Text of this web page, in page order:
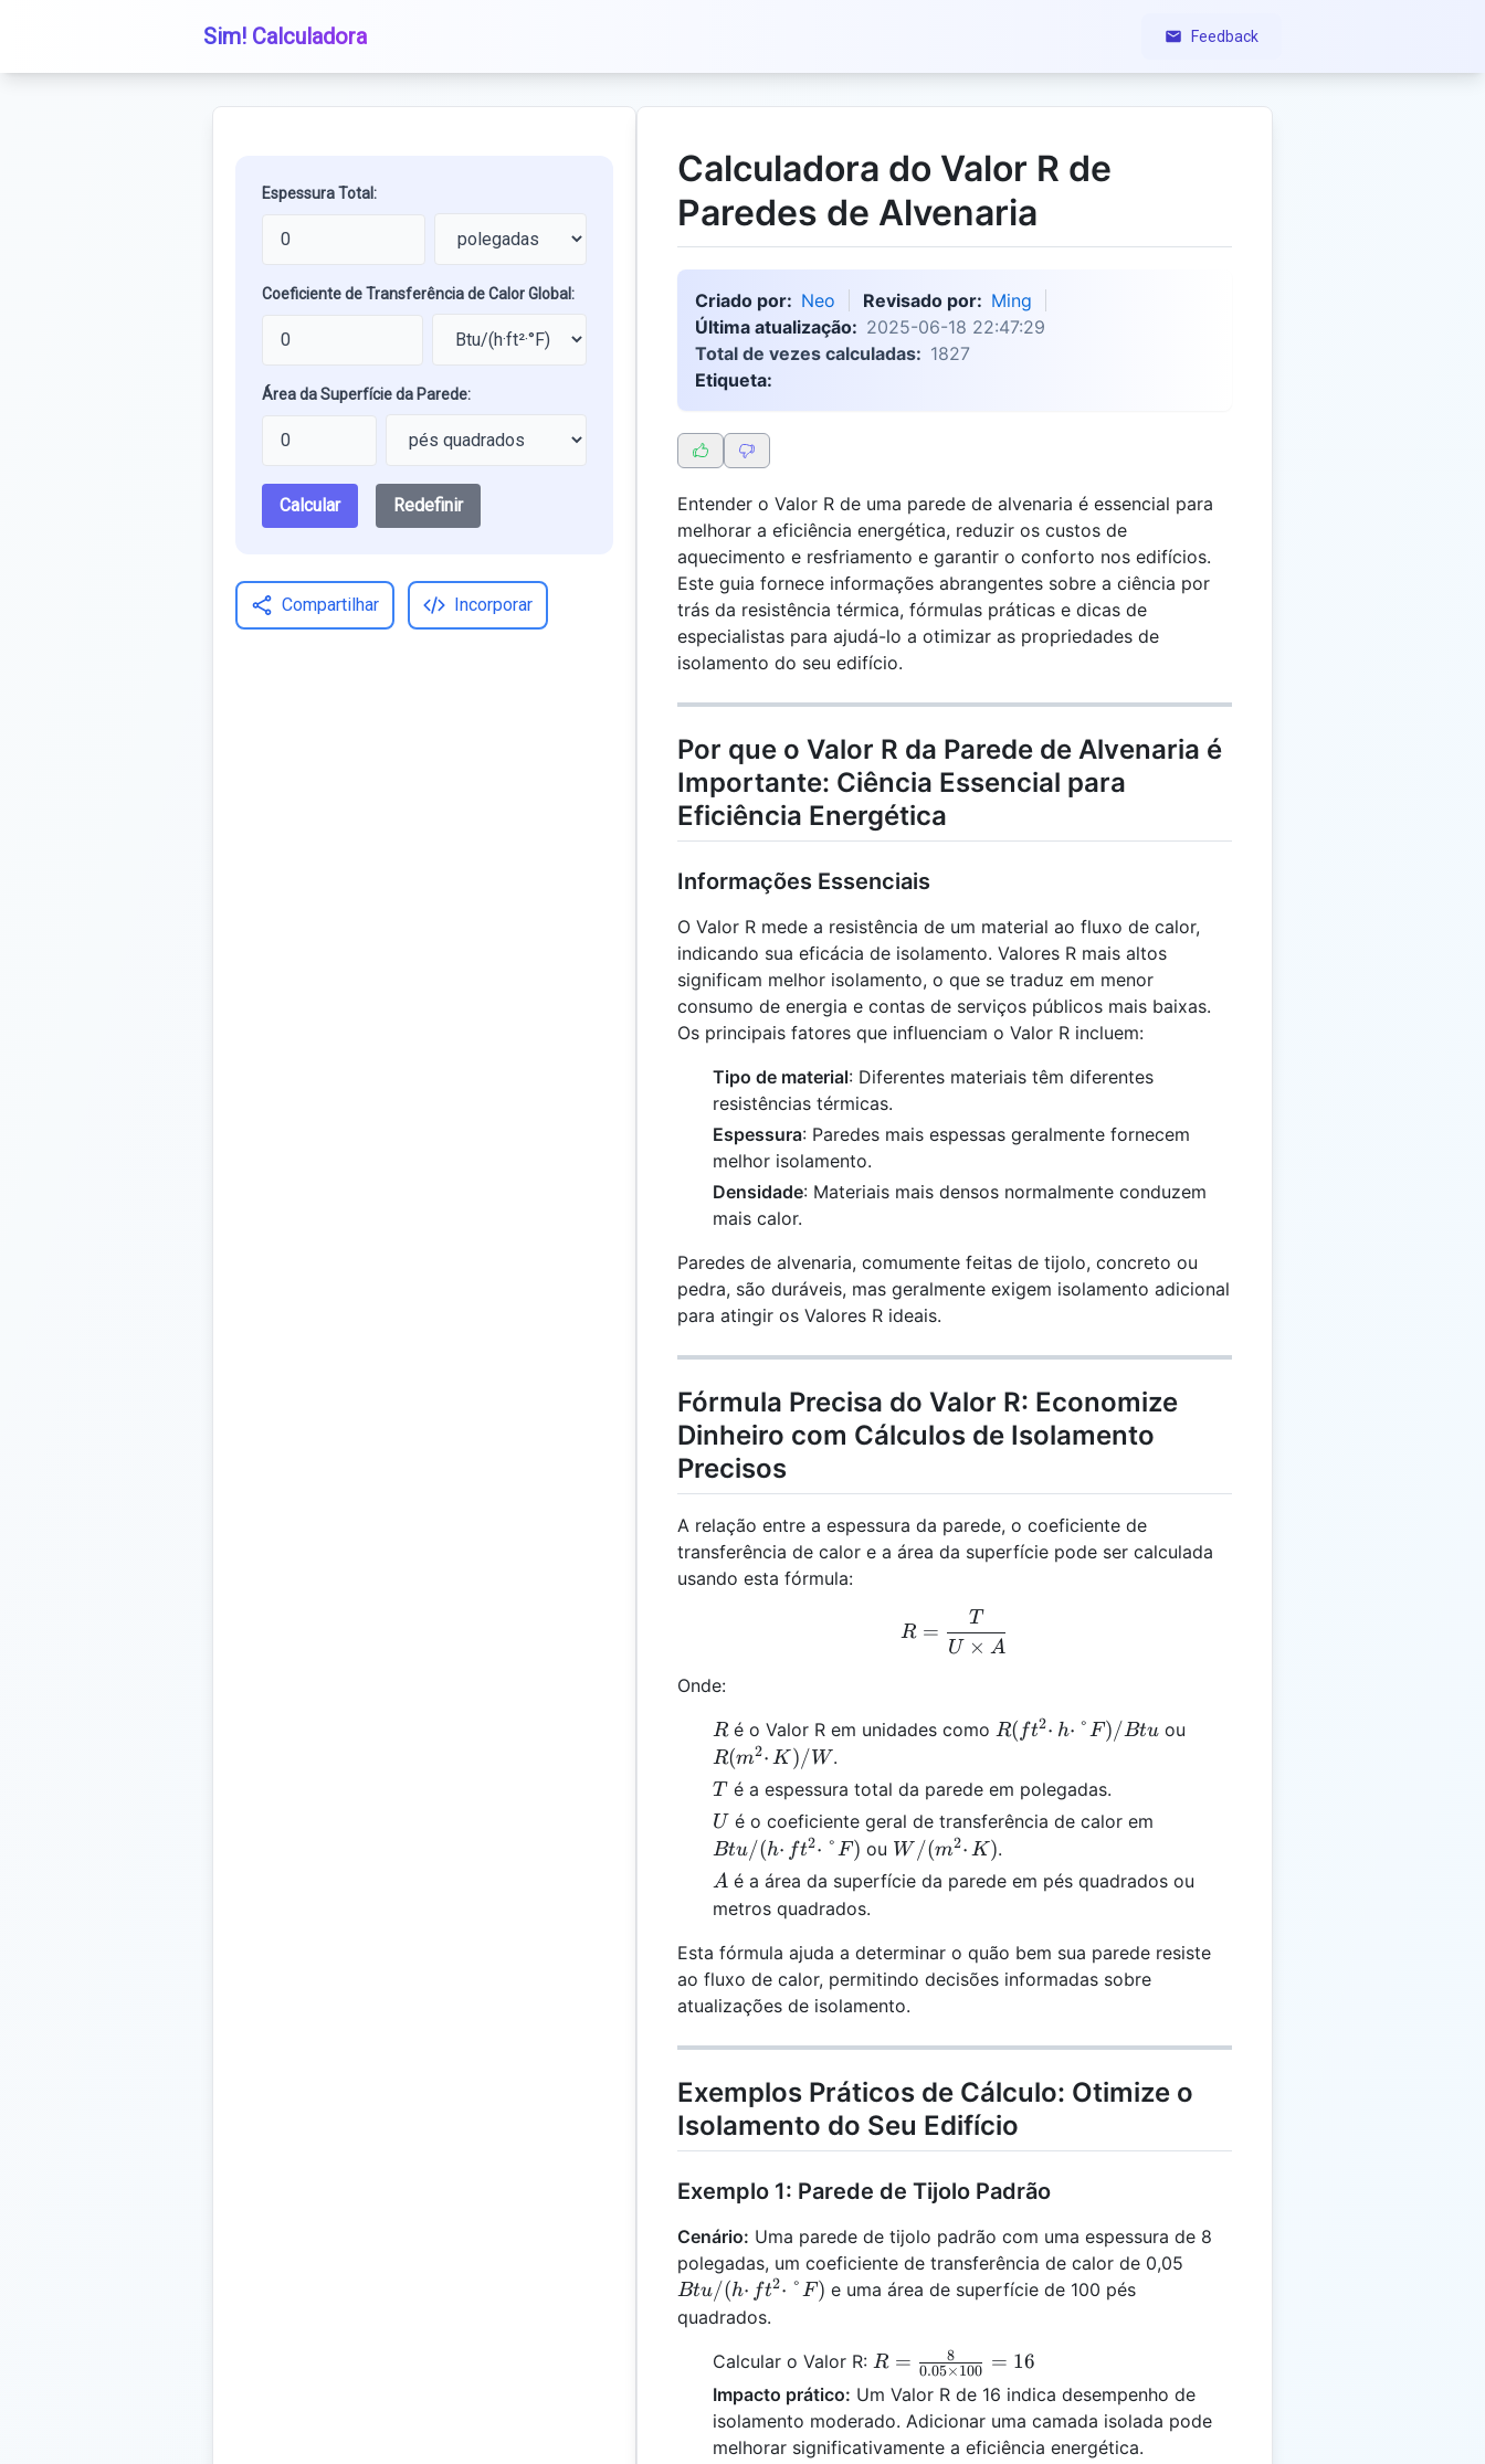
Sim! Calculadora Feedback
Espessura Total:
Coeficiente de Transferência de Calor Global:
Área da Superfície da Parede:
Calcular Redefinir
Compartilhar Incorporar
Calculadora do Valor R de
Paredes de Alvenaria
Criado por: Neo Revisado por: Ming
Última atualização: 2025-06-18 22:47:29
Total de vezes calculadas: 1827
Etiqueta:
Entender o Valor R de uma parede de alvenaria é essencial para
melhorar a eficiência energética, reduzir os custos de
aquecimento e resfriamento e garantir o conforto nos edifícios.
Este guia fornece informações abrangentes sobre a ciência por
trás da resistência térmica, fórmulas práticas e dicas de
especialistas para ajudá-lo a otimizar as propriedades de
isolamento do seu edifício.
Por que o Valor R da Parede de Alvenaria é
Importante: Ciência Essencial para
Eficiência Energética
Informações Essenciais
O Valor R mede a resistência de um material ao fluxo de calor,
indicando sua eficácia de isolamento. Valores R mais altos
significam melhor isolamento, o que se traduz em menor
consumo de energia e contas de serviços públicos mais baixas.
Os principais fatores que influenciam o Valor R incluem:
Tipo de material: Diferentes materiais têm diferentes
resistências térmicas.
Espessura: Paredes mais espessas geralmente fornecem
melhor isolamento.
Densidade: Materiais mais densos normalmente conduzem
mais calor.
Paredes de alvenaria, comumente feitas de tijolo, concreto ou
pedra, são duráveis, mas geralmente exigem isolamento adicional
para atingir os Valores R ideais.
Fórmula Precisa do Valor R: Economize
Dinheiro com Cálculos de Isolamento
Precisos
A relação entre a espessura da parede, o coeficiente de
transferência de calor e a área da superfície pode ser calculada
usando esta fórmula:
R = \frac{T}{U \times A}
R =
U × A
T
Onde:
R
Ré o Valor R em unidades comoR(ft²·h·°F)/Btu
R( ft2⋅ h⋅ °F)/Btu ou
R(m2⋅ K )/W.
T
T é a espessura total da parede em polegadas.
U
U é o coeficiente geral de transferência de calor em
Btu/(h⋅ ft2⋅ °F) ou W/(m²·K)
W /(m2⋅ K).
A
A é a área da superfície da parede em pés quadrados ou
metros quadrados.
Esta fórmula ajuda a determinar o quão bem sua parede resiste
ao fluxo de calor, permitindo decisões informadas sobre
atualizações de isolamento.
Exemplos Práticos de Cálculo: Otimize o
Isolamento do Seu Edifício
Exemplo 1: Parede de Tijolo Padrão
Cenário: Uma parede de tijolo padrão com uma espessura de 8
polegadas, um coeficiente de transferência de calor de 0,05
Btu/(h⋅ ft2⋅ °F) e uma área de superfície de 100 pés
quadrados.
Calcular o Valor R: R =
\frac{8}
{0.05
\times
R = 0.05×100
8 = 16
Impacto prático: Um Valor R de 16 indica desempenho de
isolamento moderado. Adicionar uma camada isolada pode
melhorar significativamente a eficiência energética.